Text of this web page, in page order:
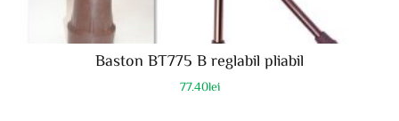
Baston BT775 B reglabil pliabil
77.40lei